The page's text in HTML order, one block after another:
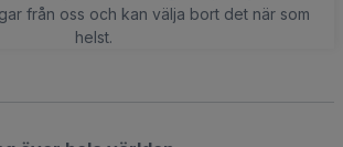
från oss och kan välja bort det när som
helst.